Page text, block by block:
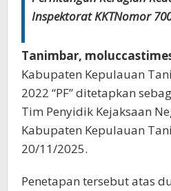
InspektoratKKTNomor
Tanimbar,
Kabupaten Kepulauan
2022 “PF” ditetapkan
Tim Penyidik Kejaksaan
Kabupaten Kepulauan
20/11/2025.
Penetapan tersebut atas